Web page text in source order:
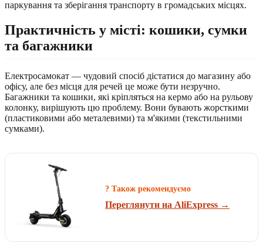
паркування та зберігання транспорту в громадських місцях.
Практичність у місті: кошики, сумки
та багажники
Електросамокат — чудовий спосіб дістатися до магазину або
офісу, але без місця для речей це може бути незручно.
Багажники та кошики, які кріпляться на кермо або на рульову
колонку, вирішують цю проблему. Вони бувають жорсткими
(пластиковими або металевими) та м'якими (текстильними
сумками).
? Також рекомендуємо
Переглянути на AliExpress →